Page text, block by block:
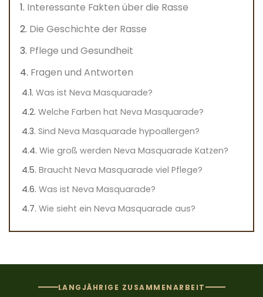
Interessante Fakten über die Rasse
Die Geschichte der Rasse
Pflege und Gesundheit
Fragen und Antworten
Was ist Neva Masquarade?
Welche Farben hat Neva Masquarade?
Sind Neva Masquarade hypoallergen?
Wie groß werden Neva Masquarade Katzen?
Braucht Neva Masquarade viel Pflege?
Was ist Neva Masquarade?
Wie sieht ein Neva Masquarade aus?
LANGJÄHRIGE ZUSAMMENARBEIT